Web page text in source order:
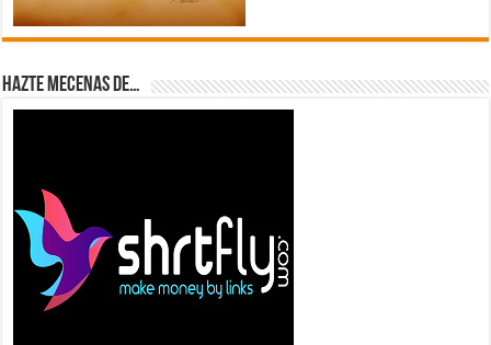
Hazte Mecenas de…